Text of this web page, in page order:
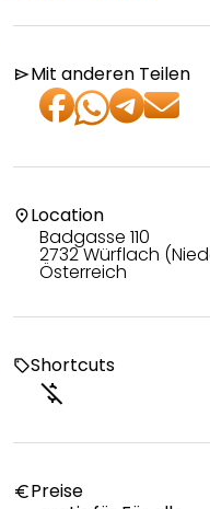
sendMit anderen Teilen
location_onLocation
Badgasse 110
2732 Würflach
Österreich
local_offerShortcuts
money_off
euroPreise